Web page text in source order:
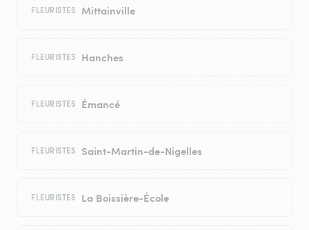
FLEURISTES Mittainville
FLEURISTES Hanches
FLEURISTES Émancé
FLEURISTES Saint-Martin-de-Nigelles
FLEURISTES La Boissière-École